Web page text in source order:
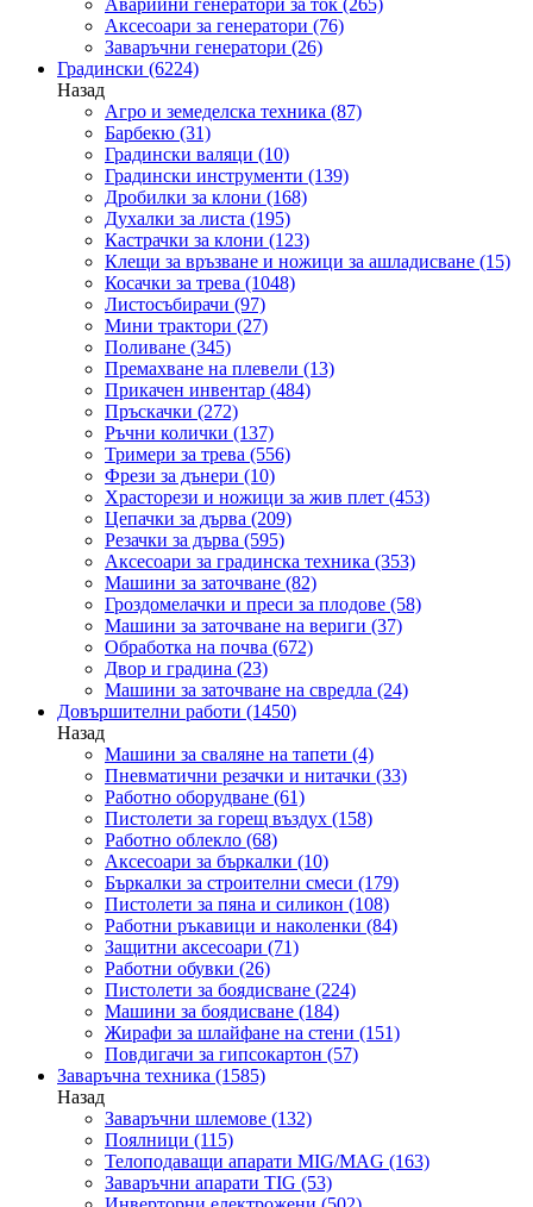
Аварийни генератори за ток (265)
Аксесоари за генератори (76)
Заваръчни генератори (26)
Градински (6224)
Назад
Агро и земеделска техника (87)
Барбекю (31)
Градински валяци (10)
Градински инструменти (139)
Дробилки за клони (168)
Духалки за листа (195)
Кастрачки за клони (123)
Клещи за връзване и ножици за ашладисване (15)
Косачки за трева (1048)
Листосъбирачи (97)
Мини трактори (27)
Поливане (345)
Премахване на плевели (13)
Прикачен инвентар (484)
Пръскачки (272)
Ръчни колички (137)
Тримери за трева (556)
Фрези за дънери (10)
Храсторези и ножици за жив плет (453)
Цепачки за дърва (209)
Резачки за дърва (595)
Аксесоари за градинска техника (353)
Машини за заточване (82)
Гроздомелачки и преси за плодове (58)
Машини за заточване на вериги (37)
Обработка на почва (672)
Двор и градина (23)
Машини за заточване на свредла (24)
Довършителни работи (1450)
Назад
Машини за сваляне на тапети (4)
Пневматични резачки и нитачки (33)
Работно оборудване (61)
Пистолети за горещ въздух (158)
Работно облекло (68)
Аксесоари за бъркалки (10)
Бъркалки за строителни смеси (179)
Пистолети за пяна и силикон (108)
Работни ръкавици и наколенки (84)
Защитни аксесоари (71)
Работни обувки (26)
Пистолети за боядисване (224)
Машини за боядисване (184)
Жирафи за шлайфане на стени (151)
Повдигачи за гипсокартон (57)
Заваръчна техника (1585)
Назад
Заваръчни шлемове (132)
Поялници (115)
Телоподаващи апарати MIG/MAG (163)
Заваръчни апарати TIG (53)